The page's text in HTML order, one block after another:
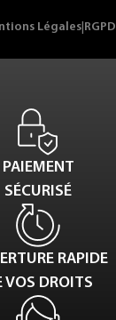
Légales RGPD
PAIEMENT
SÉCURISÉ
RAPIDE
VOS DROITS